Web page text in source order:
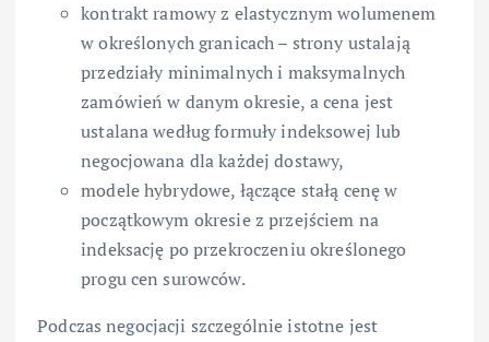
kontrakt ramowy z elastycznym wolumenem
w określonych granicach – strony ustalają
przedziały minimalnych i maksymalnych
zamówień w danym okresie, a cena jest
ustalana według formuły indeksowej lub
negocjowana dla każdej dostawy,
modele hybrydowe, łączące stałą cenę w
początkowym okresie z przejściem na
indeksację po przekroczeniu określonego
progu cen surowców.
Podczas negocjacji szczególnie istotne jest